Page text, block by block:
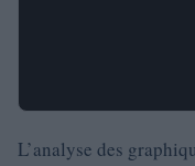
L’analyse des